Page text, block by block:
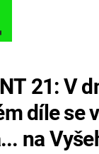
AVENGERS 5
21: V
díle se
na